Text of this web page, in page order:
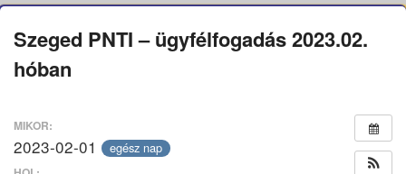
Szeged PNTI – ügyfélfogadás 2023.02.
hóban
MIKOR:
2023-02-01 egész nap